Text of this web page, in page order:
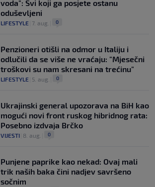
voda": Svi koji ga posjete ostanu
oduševljeni
LIFESTYLE 7. aug. 0
Penzioneri otišli na odmor u Italiju i
odlučili da se više ne vraćaju: "Mjesečni
troškovi su nam skresani na trećinu"
LIFESTYLE 5. aug. 0
Ukrajinski general upozorava na BiH kao
mogući novi front ruskog hibridnog rata:
Posebno izdvaja Brčko
VIJESTI 8. aug. 0
Punjene paprike kao nekad: Ovaj mali
trik naših baka čini nadjev savršeno
sočnim